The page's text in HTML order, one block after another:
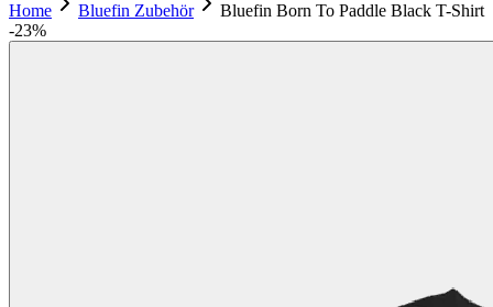
Home Bluefin Zubehör
Bluefin Born To Paddle Black T-Shirt
-23%